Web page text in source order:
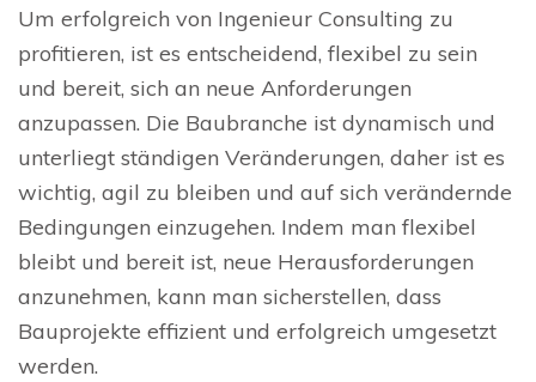
Um erfolgreich von Ingenieur Consulting zu
profitieren, ist es entscheidend, flexibel zu sein
und bereit, sich an neue Anforderungen
anzupassen. Die Baubranche ist dynamisch und
unterliegt ständigen Veränderungen, daher ist es
wichtig, agil zu bleiben und auf sich verändernde
Bedingungen einzugehen. Indem man flexibel
bleibt und bereit ist, neue Herausforderungen
anzunehmen, kann man sicherstellen, dass
Bauprojekte effizient und erfolgreich umgesetzt
werden.